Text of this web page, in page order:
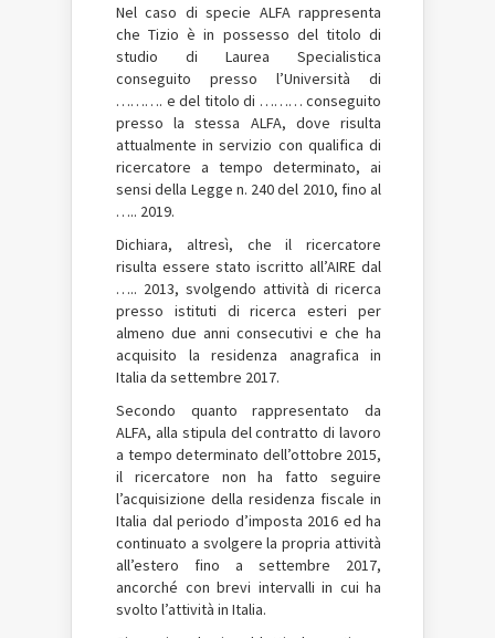
Nel caso di specie ALFA rappresenta
che Tizio è in possesso del titolo di
studio di Laurea Specialistica
conseguito presso l’Università di
………. e del titolo di ……… conseguito
presso la stessa ALFA, dove risulta
attualmente in servizio con qualifica di
ricercatore a tempo determinato, ai
sensi della Legge n. 240 del 2010, fino al
….. 2019.
Dichiara, altresì, che il ricercatore
risulta essere stato iscritto all’AIRE dal
….. 2013, svolgendo attività di ricerca
presso istituti di ricerca esteri per
almeno due anni consecutivi e che ha
acquisito la residenza anagrafica in
Italia da settembre 2017.
Secondo quanto rappresentato da
ALFA, alla stipula del contratto di lavoro
a tempo determinato dell’ottobre 2015,
il ricercatore non ha fatto seguire
l’acquisizione della residenza fiscale in
Italia dal periodo d’imposta 2016 ed ha
continuato a svolgere la propria attività
all’estero fino a settembre 2017,
ancorché con brevi intervalli in cui ha
svolto l’attività in Italia.